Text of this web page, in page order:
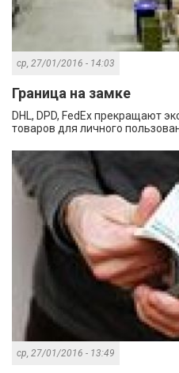
ср, 27/01/2016 - 14:03
Граница на замке
DHL, DPD, FedEx прекращают
товаров для личного
ср, 27/01/2016 - 13:49